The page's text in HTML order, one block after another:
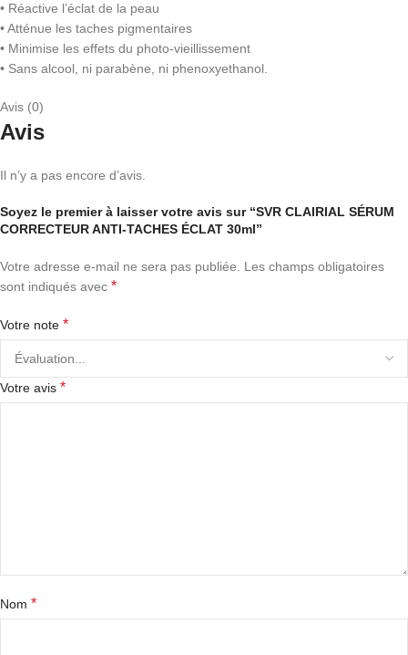
• Réactive l’éclat de la peau
• Atténue les taches pigmentaires
• Minimise les effets du photo-vieillissement
• Sans alcool, ni parabène, ni phenoxyethanol.
Avis (0)
Avis
Il n’y a pas encore d’avis.
Soyez le premier à laisser votre avis sur “SVR CLAIRIAL SÉRUM
CORRECTEUR ANTI-TACHES ÉCLAT 30ml”
Votre adresse e-mail ne sera pas publiée.
Les champs obligatoires
sont indiqués avec *
Votre note *
Votre avis *
Nom *